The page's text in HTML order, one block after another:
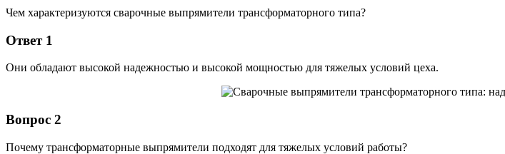
Чем характеризуются сварочные выпрямители трансформаторного типа?
Ответ 1
Они обладают высокой надежностью и высокой мощностью для тяжелых условий цеха.
Вопрос 2
Почему трансформаторные выпрямители подходят для тяжелых условий работы?